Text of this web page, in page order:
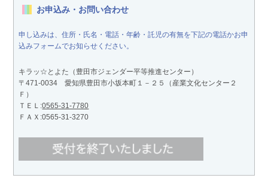
お申込み・お問い合わせ
申し込みは、住所・氏名・電話・年齢・託児の有無を下記の電話かお申
込みフォームでお知らせください。
キラッ☆とよた（豊田市ジェンダー平等推進センター）
〒471-0034 愛知県豊田市小坂本町１－２５（産業文化センター２
Ｆ）
ＴＥＬ:0565-31-7780
ＦＡＸ:0565-31-3270